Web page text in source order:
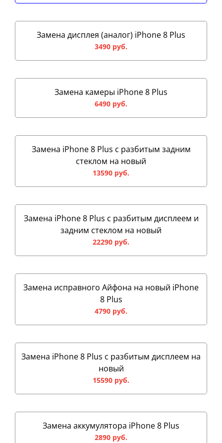
Замена дисплея (аналог) iPhone 8 Plus
3490 руб.
Замена камеры iPhone 8 Plus
6490 руб.
Замена iPhone 8 Plus с разбитым задним
стеклом на новый
13590 руб.
Замена iPhone 8 Plus с разбитым дисплеем и
задним стеклом на новый
22290 руб.
Замена исправного Айфона на новый iPhone
8 Plus
4790 руб.
Замена iPhone 8 Plus с разбитым дисплеем на
новый
15590 руб.
Замена аккумулятора iPhone 8 Plus
2890 руб.